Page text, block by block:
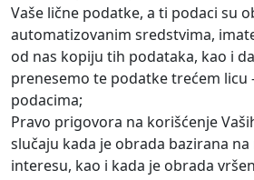
Vaše lične podatke, a ti podaci su
automatizovanim sredstvima,
od nas kopiju tih podataka, kao i
prenesemo te podatke trećem licu
podacima;
Pravo prigovora na korišćenje
slučaju kada je obrada bazirana
interesu, kao i kada je obrada